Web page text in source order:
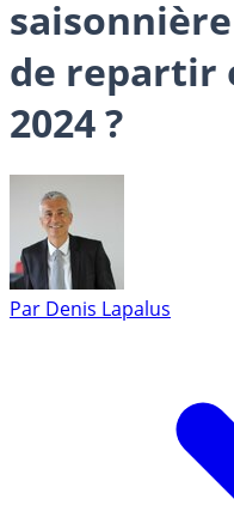
de repartir
2024 ?
Par Denis Lapalus